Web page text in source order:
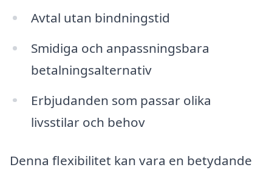
Avtal utan bindningstid
Smidiga och anpassningsbara
betalningsalternativ
Erbjudanden som passar olika
livsstilar och behov
Denna flexibilitet kan vara en betydande